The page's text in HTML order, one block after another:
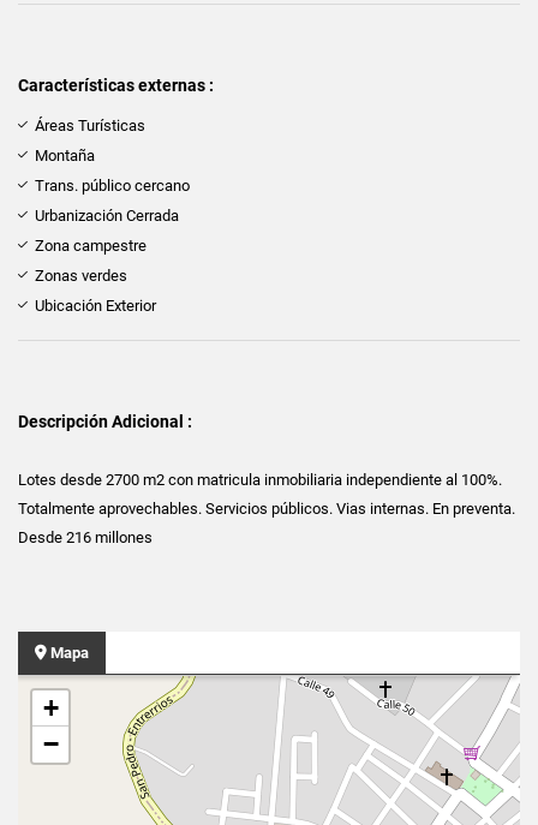
Características externas :
Áreas Turísticas
Montaña
Trans. público cercano
Urbanización Cerrada
Zona campestre
Zonas verdes
Ubicación Exterior
Descripción Adicional :
Lotes desde 2700 m2 con matricula inmobiliaria independiente al 100%.
Totalmente aprovechables. Servicios públicos. Vias internas. En preventa.
Desde 216 millones
Mapa
+
−